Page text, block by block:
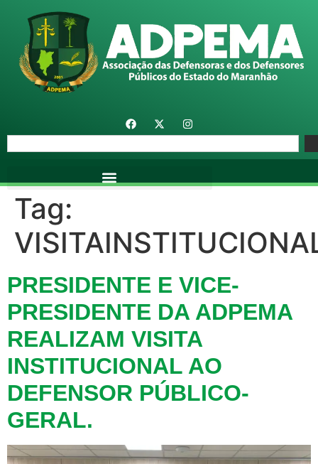
Tag:
PRESIDENTE E VICE-
PRESIDENTE DA ADPEMA
REALIZAM VISITA
INSTITUCIONAL AO
DEFENSOR PÚBLICO-
GERAL.